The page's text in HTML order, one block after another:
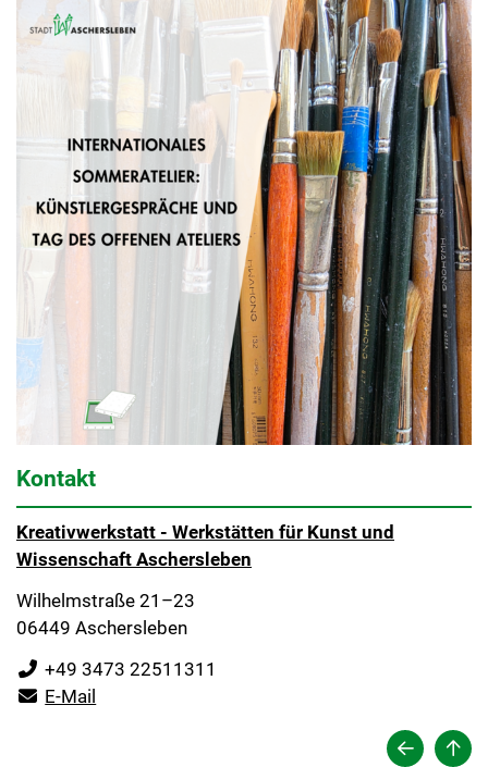
Kontakt
Kreativwerkstatt - Werkstätten für Kunst und
Wissenschaft Aschersleben
Wilhelmstraße 21–23
06449 Aschersleben
+49 3473 22511311
E-Mail